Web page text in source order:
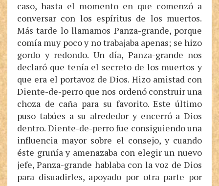
caso, hasta el momento en que comenzó a
conversar con los espíritus de los muertos.
Más tarde lo llamamos Panza-grande, porque
comía muy poco y no trabajaba apenas; se hizo
gordo y redondo. Un día, Panza-grande nos
declaró que tenía el secreto de los muertos y
que era el portavoz de Dios. Hizo amistad con
Diente-de-perro que nos ordenó construir una
choza de caña para su favorito. Este último
puso tabúes a su alrededor y encerró a Dios
dentro. Diente-de-perro fue consiguiendo una
influencia mayor sobre el consejo, y cuando
éste gruñía y amenazaba con elegir un nuevo
jefe, Panza-grande hablaba con la voz de Dios
para disuadirles, apoyado por otra parte por